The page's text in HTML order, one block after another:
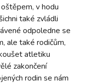
v hodu
také zvládli
odpoledne se
ale také rodičům,
atletiku
zakončení
rodin se nám